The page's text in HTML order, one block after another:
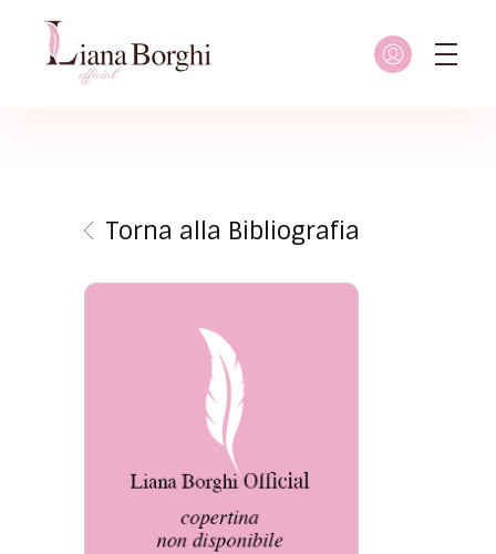
Torna alla Bibliografia